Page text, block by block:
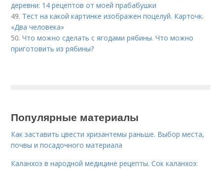
деревни: 14 рецептов от моей прабабушки
49. Тест на какой картинке изображен поцелуй. Карточк.
«Два человека»
50.Что можно сделать с ягодами рябины. Что можно
приготовить из рябины?
Популярные материалы
Как заставить цвести хризантемы раньше. Выбор места,
почвы и посадочного материала
Каланхоэ в народной медицине рецепты. Сок каланхоэ: